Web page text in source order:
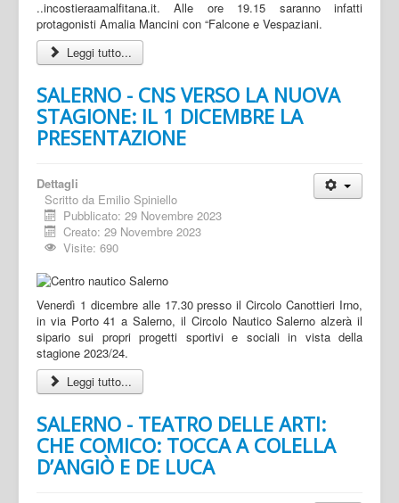
..incostieraamalfitana.it. Alle ore 19.15 saranno infatti
protagonisti Amalia Mancini con “Falcone e Vespaziani.
Leggi tutto...
SALERNO - CNS VERSO LA NUOVA
STAGIONE: IL 1 DICEMBRE LA
PRESENTAZIONE
Dettagli
Scritto da Emilio Spiniello
Pubblicato: 29 Novembre 2023
Creato: 29 Novembre 2023
Visite: 690
Venerdì 1 dicembre alle 17.30 presso il Circolo Canottieri Irno,
in via Porto 41 a Salerno, il Circolo Nautico Salerno alzerà il
sipario sui propri progetti sportivi e sociali in vista della
stagione 2023/24.
Leggi tutto...
SALERNO - TEATRO DELLE ARTI:
CHE COMICO: TOCCA A COLELLA
D’ANGIÒ E DE LUCA